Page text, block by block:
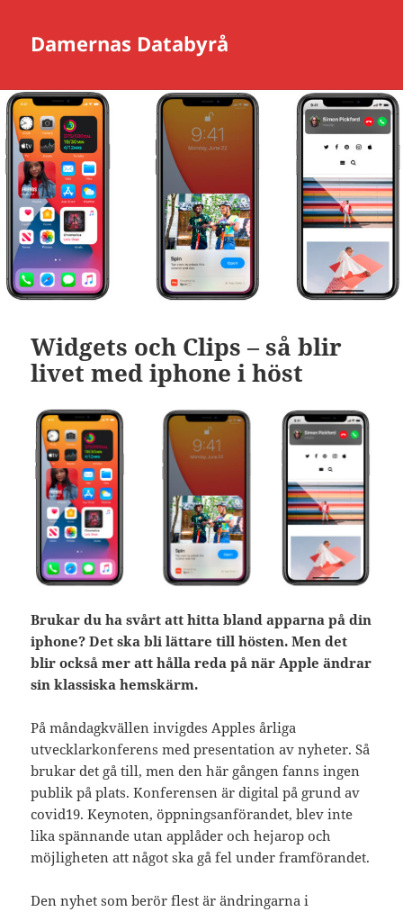
Damernas Databyrå
Widgets och Clips – så blir
livet med iphone i höst
Brukar du ha svårt att hitta bland apparna på din
iphone? Det ska bli lättare till hösten. Men det
blir också mer att hålla reda på när Apple ändrar
sin klassiska hemskärm.
På måndagkvällen invigdes Apples årliga
utvecklarkonferens med presentation av nyheter. Så
brukar det gå till, men den här gången fanns ingen
publik på plats. Konferensen är digital på grund av
covid19. Keynoten, öppningsanförandet, blev inte
lika spännande utan applåder och hejarop och
möjligheten att något ska gå fel under framförandet.
Den nyhet som berör flest är ändringarna i